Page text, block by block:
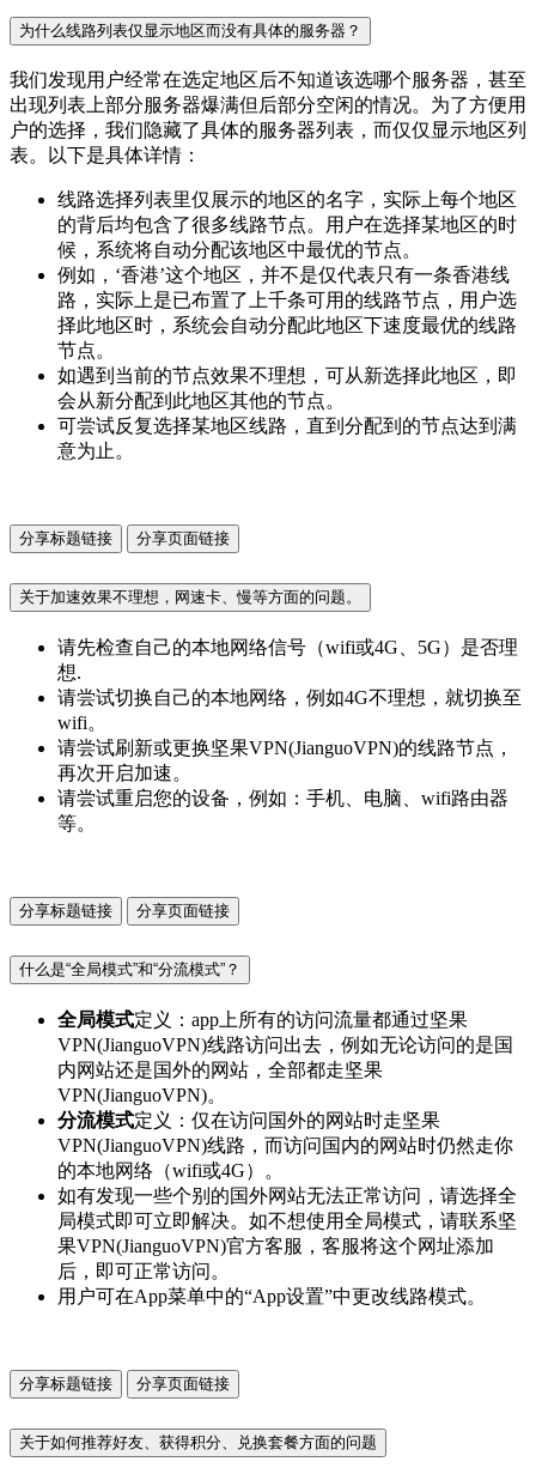
为什么线路列表仅显示地区而没有具体的服务器？
我们发现用户经常在选定地区后不知道该选哪个服务器，甚至
出现列表上部分服务器爆满但后部分空闲的情况。为了方便用
户的选择，我们隐藏了具体的服务器列表，而仅仅显示地区列
表。以下是具体详情：
线路选择列表里仅展示的地区的名字，实际上每个地区
的背后均包含了很多线路节点。用户在选择某地区的时
候，系统将自动分配该地区中最优的节点。
例如，‘香港’这个地区，并不是仅代表只有一条香港线
路，实际上是已布置了上千条可用的线路节点，用户选
择此地区时，系统会自动分配此地区下速度最优的线路
节点。
如遇到当前的节点效果不理想，可从新选择此地区，即
会从新分配到此地区其他的节点。
可尝试反复选择某地区线路，直到分配到的节点达到满
意为止。
分享标题链接 分享页面链接
关于加速效果不理想，网速卡、慢等方面的问题。
请先检查自己的本地网络信号（wifi或4G、5G）是否理
想.
请尝试切换自己的本地网络，例如4G不理想，就切换至
wifi。
请尝试刷新或更换坚果VPN(JianguoVPN)的线路节点，
再次开启加速。
请尝试重启您的设备，例如：手机、电脑、wifi路由器
等。
分享标题链接 分享页面链接
什么是“全局模式”和“分流模式”？
全局模式定义：app上所有的访问流量都通过坚果
VPN(JianguoVPN)线路访问出去，例如无论访问的是国
内网站还是国外的网站，全部都走坚果
VPN(JianguoVPN)。
分流模式定义：仅在访问国外的网站时走坚果
VPN(JianguoVPN)线路，而访问国内的网站时仍然走你
的本地网络（wifi或4G）。
如有发现一些个别的国外网站无法正常访问，请选择全
局模式即可立即解决。如不想使用全局模式，请联系坚
果VPN(JianguoVPN)官方客服，客服将这个网址添加
后，即可正常访问。
用户可在App菜单中的“App设置”中更改线路模式。
分享标题链接 分享页面链接
关于如何推荐好友、获得积分、兑换套餐方面的问题